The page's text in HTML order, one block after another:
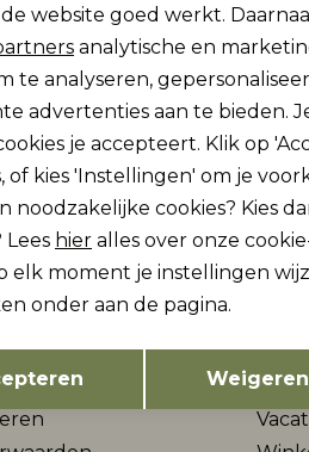
zijn?
dan ook gelijk €5,-
Hoe
voor korting
Terug
website goed werkt.
analytische en
te analyseren,
advertenties aan te bieden.
je accepteert. Klik op
of kies 'Instellingen' om je
noodzakelijke cookies? Kies
Lees hier alles over onze
elk moment je instellingen
onder aan de pagina.
Weigeren